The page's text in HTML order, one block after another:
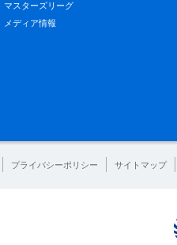
マスターズリーグ
メディア情報
プライバシーポリシー サイトマップ